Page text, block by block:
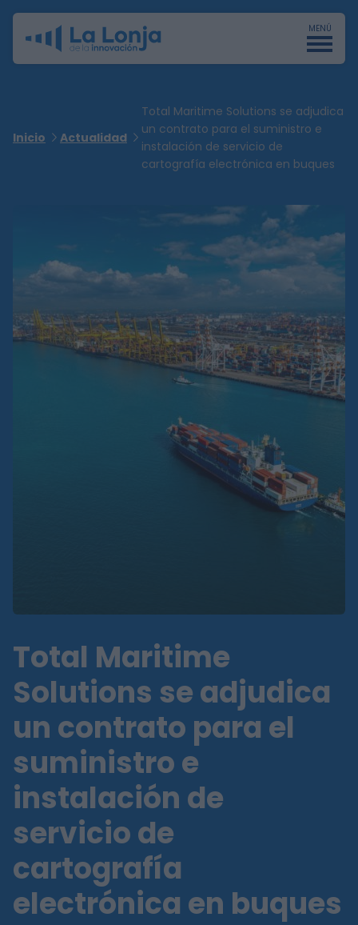
MENÚ
Inicio Actualidad
Total Maritime Solutions se adjudica
un contrato para el suministro e
instalación de servicio de
cartografía electrónica en buques
Total Maritime
Solutions se adjudica
un contrato para el
suministro e
instalación de
servicio de
cartografía
electrónica en buques